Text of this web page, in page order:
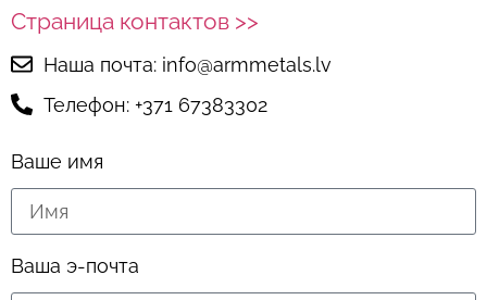
Страница контактов >>
Наша почта: info@armmetals.lv
Телефон: +371 67383302
Ваше имя
Ваша э-почта